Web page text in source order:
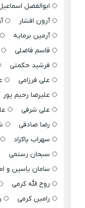
ابوالفضل
آرون افشار
آرمین برمایه
قاسم فاضلی
فرشید حکمتی
علی فرزامی
علیرضا رحیم پور
علی شرفی
رضا صادقی
سهراب پاکزاد
سبحان رستمی
سامان یاسین و
روح الله کرمی
رامین کرمی